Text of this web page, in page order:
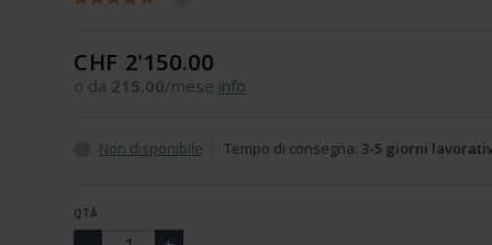
CHF 2'150.00
o da 215.00/mese info
Non disponibile Tempo di consegna: 3-5 giorni
QTÀ